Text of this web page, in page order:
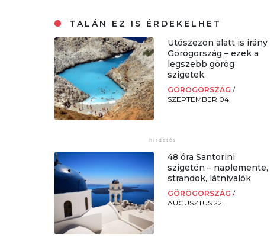
TALÁN EZ IS ÉRDEKELHET
Utószezon alatt is irány
Görögország – ezek a
legszebb görög
szigetek
GÖRÖGORSZÁG/
SZEPTEMBER 04.
48 óra Santorini
szigetén – naplemente,
strandok, látnivalók
GÖRÖGORSZÁG/
AUGUSZTUS 22.